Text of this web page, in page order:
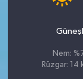
Nem:
Rüzgar: 14